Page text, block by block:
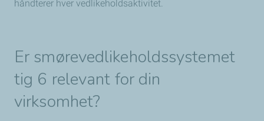
håndterer hver vedlikeholdsaktivitet.
Er smørevedlikeholdssystemet
tig 6 relevant for din
virksomhet?​